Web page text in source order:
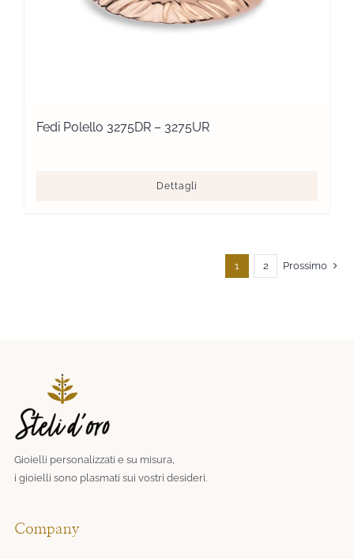
Fedi Polello 3275DR – 3275UR
Dettagli
1 2 Prossimo
Gioielli personalizzati e su misura,
i gioielli sono plasmati sui vostri desideri.​
Company